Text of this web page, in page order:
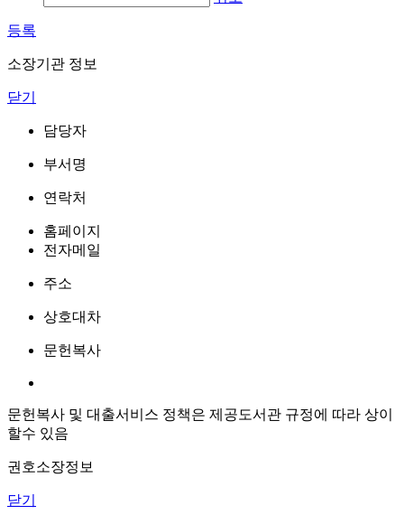
등록
소장기관 정보
닫기
담당자
부서명
연락처
홈페이지
전자메일
주소
상호대차
문헌복사
문헌복사 및 대출서비스 정책은 제공도서관 규정에 따라 상이
할수 있음
권호소장정보
닫기